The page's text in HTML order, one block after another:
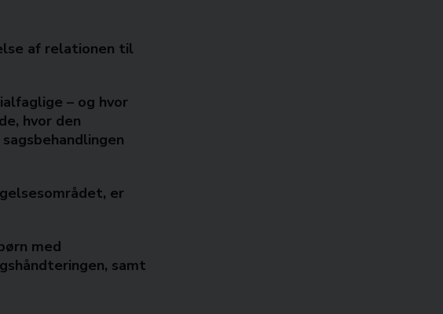
af relationen til
– og hvor
hvor den
er
med
samt